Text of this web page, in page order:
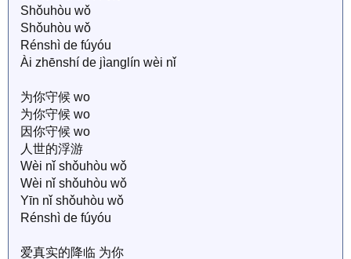
Shǒuhòu wǒ
Shǒuhòu wǒ
Rénshì de fúyóu
Ài zhēnshí de jìanglín wèi nǐ
为你守候 wo
为你守候 wo
因你守候 wo
人世的浮游
Wèi nǐ shǒuhòu wǒ
Wèi nǐ shǒuhòu wǒ
Yīn nǐ shǒuhòu wǒ
Rénshì de fúyóu
爱真实的降临 为你